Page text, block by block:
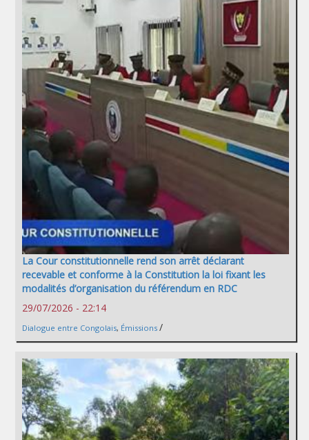
La Cour constitutionnelle rend son arrêt déclarant
recevable et conforme à la Constitution la loi fixant les
modalités d’organisation du référendum en RDC
29/07/2026 - 22:14
Dialogue entre Congolais, Émissions /